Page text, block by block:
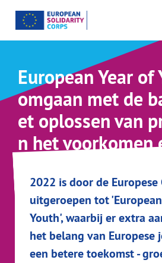
European Year of
omgaan met de
et oplossen van
n het voorkomen
2022 is door de Europese
uitgeroepen tot
Youth', waarbij er extra
het belang van Europese
een betere toekomst -